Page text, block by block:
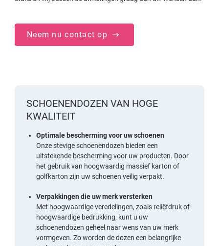
Neem nu contact op
SCHOENENDOZEN VAN HOGE
KWALITEIT
Optimale bescherming voor uw schoenen
Onze stevige schoenendozen bieden een
uitstekende bescherming voor uw producten. Door
het gebruik van hoogwaardig massief karton of
golfkarton zijn uw schoenen veilig verpakt.
Verpakkingen die uw merk versterken
Met hoogwaardige veredelingen, zoals reliëfdruk of
hoogwaardige bedrukking, kunt u uw
schoenendozen geheel naar wens van uw merk
vormgeven. Zo worden de dozen een belangrijke